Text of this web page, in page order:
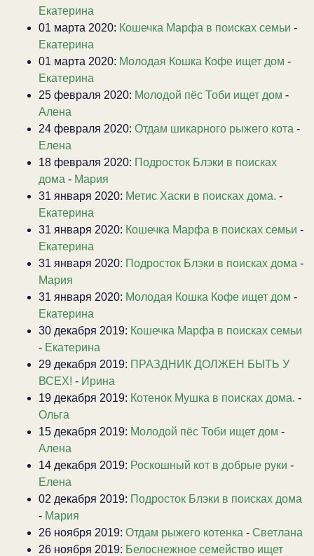
Екатерина
01 марта 2020: Кошечка Марфа в поисках семьи -
Екатерина
01 марта 2020: Молодая Кошка Кофе ищет дом -
Екатерина
25 февраля 2020: Молодой пёс Тоби ищет дом -
Алена
24 февраля 2020: Отдам шикарного рыжего кота -
Елена
18 февраля 2020: Подросток Блэки в поисках
дома - Мария
31 января 2020: Метис Хаски в поисках дома. -
Екатерина
31 января 2020: Кошечка Марфа в поисках семьи -
Екатерина
31 января 2020: Подросток Блэки в поисках дома -
Мария
31 января 2020: Молодая Кошка Кофе ищет дом -
Екатерина
30 декабря 2019: Кошечка Марфа в поисках семьи
- Екатерина
29 декабря 2019: ПРАЗДНИК ДОЛЖЕН БЫТЬ У
ВСЕХ! - Ирина
19 декабря 2019: Котенок Мушка в поисках дома. -
Ольга
15 декабря 2019: Молодой пёс Тоби ищет дом -
Алена
14 декабря 2019: Роскошный кот в добрые руки -
Елена
02 декабря 2019: Подросток Блэки в поисках дома
- Мария
26 ноября 2019: Отдам рыжего котенка - Светлана
26 ноября 2019: Белоснежное семейство ищет